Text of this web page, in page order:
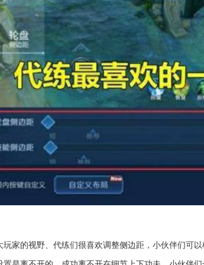
家的视野、代练们很喜欢调整侧边距，小伙伴们可以